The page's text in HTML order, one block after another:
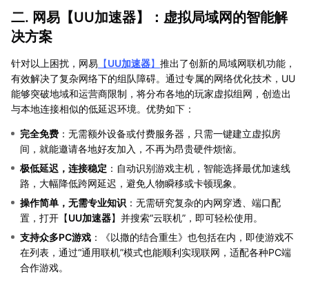
二. 网易【UU加速器】：虚拟局域网的智能解
决方案
针对以上困扰，网易 【UU加速器】 推出了创新的局域网联机功能，
有效解决了复杂网络下的组队障碍。通过专属的网络优化技术，UU
能够突破地域和运营商限制，将分布各地的玩家虚拟组网，创造出
与本地连接相似的低延迟环境。优势如下：
完全免费 ：无需额外设备或付费服务器，只需一键建立虚拟房
间，就能邀请各地好友加入，不再为昂贵硬件烦恼。
极低延迟，连接稳定 ：自动识别游戏主机，智能选择最优加速线
路，大幅降低跨网延迟，避免人物瞬移或卡顿现象。
操作简单，无需专业知识 ：无需研究复杂的内网穿透、端口配
置，打开【UU加速器】并搜索“云联机”，即可轻松使用。
支持众多PC游戏 ：《以撒的结合重生》也包括在内，即使游戏不
在列表，通过“通用联机”模式也能顺利实现联网，适配各种PC端
合作游戏。